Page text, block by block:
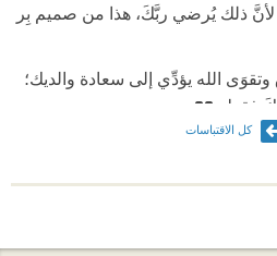
لأنَّ ذلك يُرضي ربَّكَ، هذا من صميم بِر
الله يؤدِّي إلى سعادة والديك؛
فقط.
كل الاقتباسات